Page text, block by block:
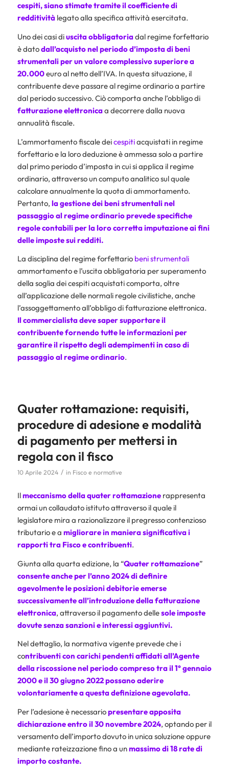
cespiti, siano stimate tramite ilcoefficiente di
redditivitàlegato alla specifica attività esercitata.
Uno dei casi diuscita obbligatoriadal regime forfettario
è datodall’acquisto nel periodo d’imposta di beni
strumentali per un valore complessivo superiore a
20.000euro al netto dell’IVA. In questa situazione, il
contribuente deve passare al regime ordinario a partire
dal periodo successivo. Ciò comporta anche l’obbligo di
fatturazione elettronicaa decorrere dalla nuova
annualità fiscale.
L’ammortamento fiscale deicespitiacquistati in regime
forfettario e la loro deduzione è ammessa solo a partire
dal primo periodo d’imposta in cui si applica il regime
ordinario, attraverso un computo analitico sul quale
calcolare annualmente la quota di ammortamento.
Pertanto, la gestione dei beni strumentali nel
passaggio al regime ordinario prevede specifiche
regole contabili per la loro corretta imputazione ai fini
delle imposte sui redditi.
La disciplina del regime forfettario beni strumentali
ammortamento e l’uscita obbligatoria per superamento
della soglia dei cespiti acquistati comporta, oltre
all’applicazione delle normali regole civilistiche, anche
l’assoggettamento all’obbligo di fatturazione elettronica.
Il commercialista deve saper supportare il
contribuente fornendo tutte le informazioni per
garantire il rispetto degli adempimenti in caso di
passaggio al regime ordinario.
Quater rottamazione: requisiti,
procedure di adesione e modalità
di pagamento per mettersi in
regola con il fisco
10 Aprile 2024 / in Fisco e normative
Ilmeccanismo della quater rottamazionerappresenta
ormai un collaudato istituto attraverso il quale il
legislatore mira a razionalizzare il pregresso contenzioso
tributario e a migliorare in maniera significativa i
rapporti tra Fisco e contribuenti.
Giunta alla quarta edizione, la “Quater rottamazione”
consente anche per l’anno 2024 di definire
agevolmente le posizioni debitorie emerse
successivamente all’introduzione dellafatturazione
elettronica, attraverso il pagamento dellesole imposte
dovute senza sanzioni e interessi aggiuntivi.
Nel dettaglio, la normativa vigente prevede che i
contribuenti con carichi pendenti affidati all’Agente
della riscossione nel periodo compreso tra il 1° gennaio
2000 e il 30 giugno 2022 possano aderire
volontariamente a questa definizione agevolata.
Per l’adesione è necessariopresentare apposita
dichiarazione entro il 30 novembre 2024, optando per il
versamento dell’importo dovuto in unica soluzione oppure
mediante rateizzazione fino a unmassimo di 18 rate di
importo costante.